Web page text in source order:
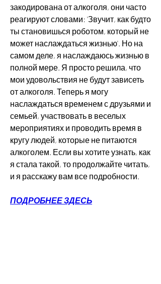
закодирована от алкоголя, они часто
реагируют словами: 'Звучит, как будто
ты становишься роботом, который не
может наслаждаться жизнью'. Но на
самом деле, я наслаждаюсь жизнью в
полной мере. Я просто решила, что
мои удовольствия не будут зависеть
от алкоголя. Теперь я могу
наслаждаться временем с друзьями и
семьей, участвовать в веселых
мероприятиях и проводить время в
кругу людей, которые не питаются
алкоголем. Если вы хотите узнать, как
я стала такой, то продолжайте читать,
и я расскажу вам все подробности.
ПОДРОБНЕЕ ЗДЕСЬ